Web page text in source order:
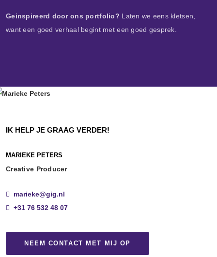
Geinspireerd door ons portfolio? Laten we eens kletsen,
want een goed verhaal begint met een goed gesprek.
IK HELP JE GRAAG VERDER!
MARIEKE PETERS
Creative Producer
marieke@gig.nl
+31 76 532 48 07
NEEM CONTACT MET MIJ OP